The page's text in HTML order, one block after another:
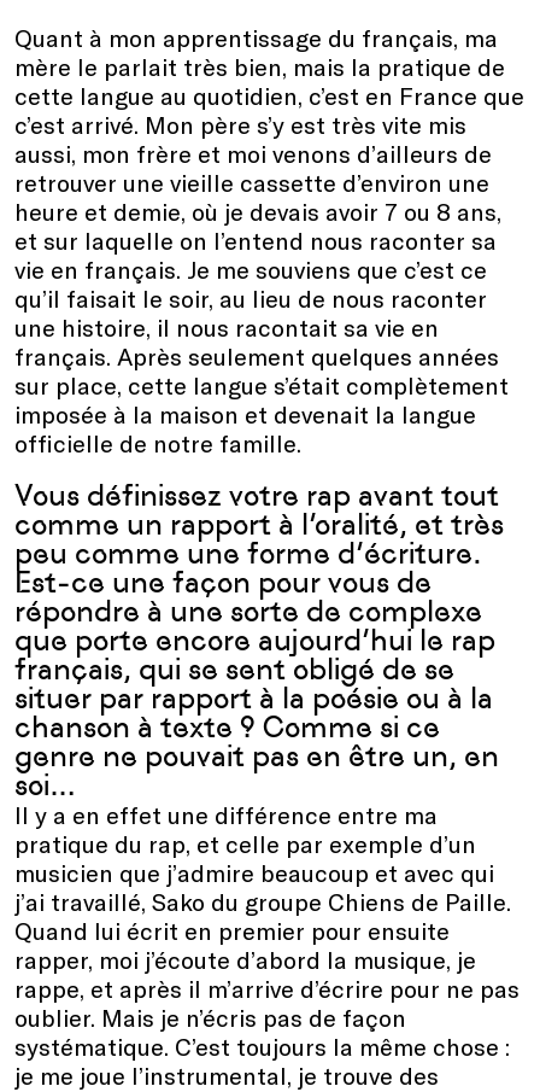
Quant à mon apprentissage du français, ma
mère le parlait très bien, mais la pratique de
cette langue au quotidien, c’est en France que
c’est arrivé. Mon père s’y est très vite mis
aussi, mon frère et moi venons d’ailleurs de
retrouver une vieille cassette d’environ une
heure et demie, où je devais avoir 7 ou 8 ans,
et sur laquelle on l’entend nous raconter sa
vie en français. Je me souviens que c’est ce
qu’il faisait le soir, au lieu de nous raconter
une histoire, il nous racontait sa vie en
français. Après seulement quelques années
sur place, cette langue s’était complètement
imposée à la maison et devenait la langue
officielle de notre famille.
Vous définissez votre rap avant tout
comme un rapport à l’oralité, et très
peu comme une forme d’écriture.
Est-ce une façon pour vous de
répondre à une sorte de complexe
que porte encore aujourd’hui le rap
français, qui se sent obligé de se
situer par rapport à la poésie ou à la
chanson à texte ? Comme si ce
genre ne pouvait pas en être un, en
soi…
Il y a en effet une différence entre ma
pratique du rap, et celle par exemple d’un
musicien que j’admire beaucoup et avec qui
j’ai travaillé, Sako du groupe Chiens de Paille.
Quand lui écrit en premier pour ensuite
rapper, moi j’écoute d’abord la musique, je
rappe, et après il m’arrive d’écrire pour ne pas
oublier. Mais je n’écris pas de façon
systématique. C’est toujours la même chose :
je me joue l’instrumental, je trouve des